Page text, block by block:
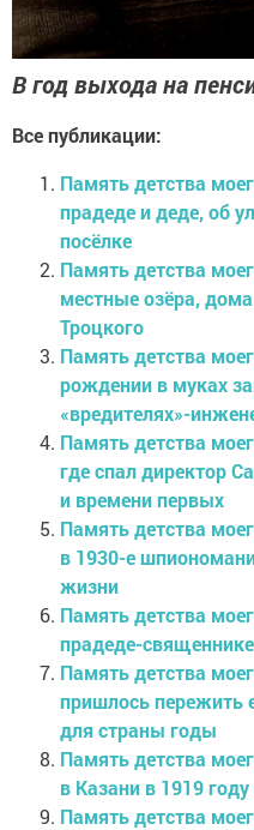
В год выхода на
Все публикации:
Память детства
прадеде и деде, об
посёлке
Память детства
местные озёра,
Троцкого
Память детства
рождении в муках
«вредителях»-
Память детства
где спал директор
и времени первых
Память детства
в 1930-е
жизни
Память детства
прадеде-
Память детства
пришлось пережить
для страны годы
Память детства
в Казани в 1919
Память детства